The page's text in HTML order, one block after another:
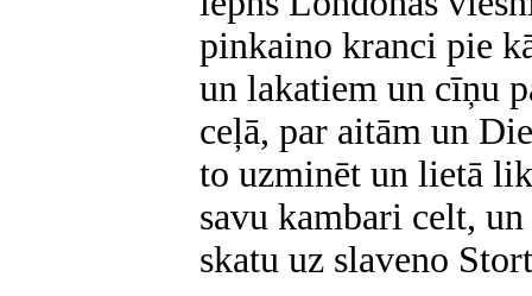
pinkaino kranci pie
un lakatiem un cīņu
ceļā, par aitām un
to uzminēt un lietā
savu kambari celt,
skatu uz slaveno